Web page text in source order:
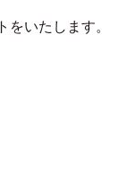
いたします。